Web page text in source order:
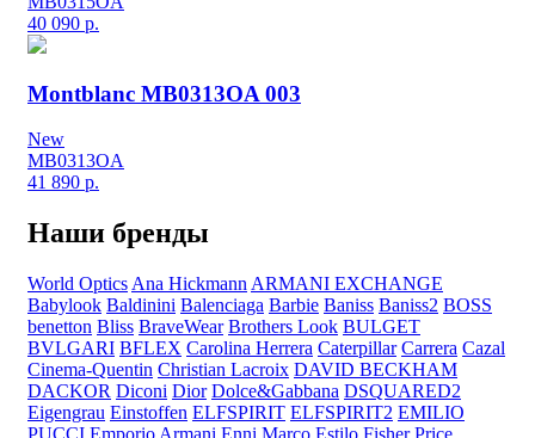
40 090 р.
Montblanc MB0313OA 003
New
MB0313OA
41 890 р.
Наши бренды
World Optics Ana Hickmann ARMANI EXCHANGE
Babylook Baldinini Balenciaga Barbie Baniss Baniss2 BOSS
benetton Bliss BraveWear Brothers Look BULGET
BVLGARI BFLEX Carolina Herrera Caterpillar Carrera Cazal
Cinema-Quentin Christian Lacroix DAVID BECKHAM
DACKOR Diconi Dior Dolce&Gabbana DSQUARED2
Eigengrau Einstoffen ELFSPIRIT ELFSPIRIT2 EMILIO